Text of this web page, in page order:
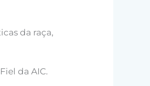
da raça,
da AIC.